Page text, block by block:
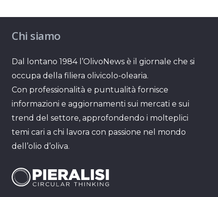
Chi siamo
Dal lontano 1984 l’OlivoNews è il giornale che si
occupa della filiera olivicolo-olearia.
Con professionalità e puntualità fornisce
informazioni e aggiornamenti sui mercati e sui
trend del settore, approfondendo i molteplici
temi cari a chi lavora con passione nel mondo
dell’olio d’oliva.